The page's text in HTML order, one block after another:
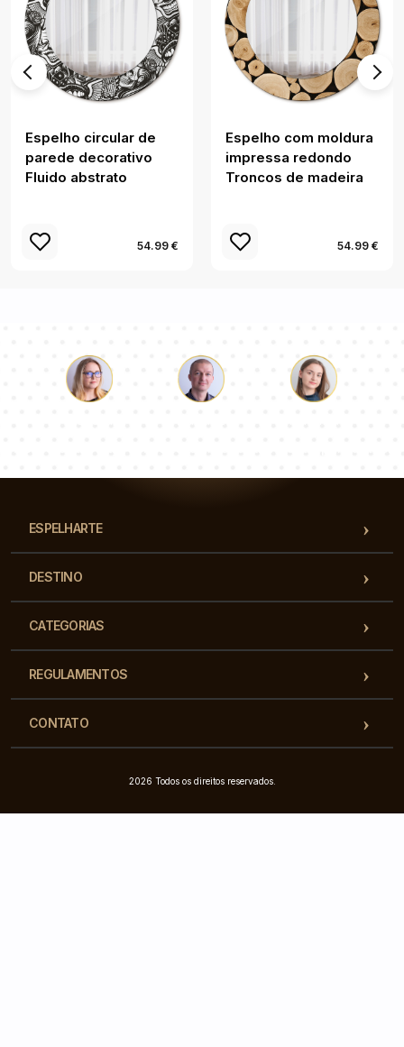
Espelho circular de
parede decorativo
Fluido abstrato
54.99 €
Espelho com moldura
impressa redondo
Troncos de madeira
54.99 €
ESPELHARTE
DESTINO
CATEGORIAS
REGULAMENTOS
CONTATO
2026 Todos os direitos reservados.